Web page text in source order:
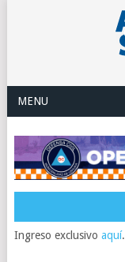
MENU
Ingreso exclusivo aquí.